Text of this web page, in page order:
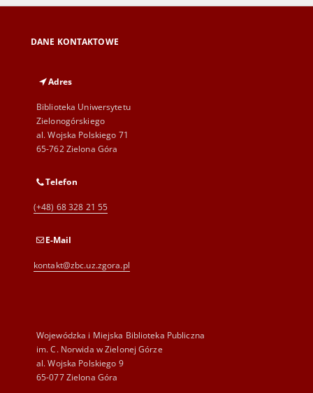
DANE KONTAKTOWE
Adres
Biblioteka Uniwersytetu
Zielonogórskiego
al. Wojska Polskiego 71
65-762 Zielona Góra
Telefon
(+48) 68 328 21 55
E-Mail
kontakt@zbc.uz.zgora.pl
Wojewódzka i Miejska Biblioteka Publiczna
im. C. Norwida w Zielonej Górze
al. Wojska Polskiego 9
65-077 Zielona Góra